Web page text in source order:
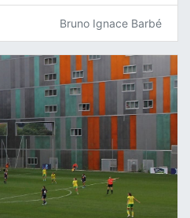
Bruno Ignace Barbé